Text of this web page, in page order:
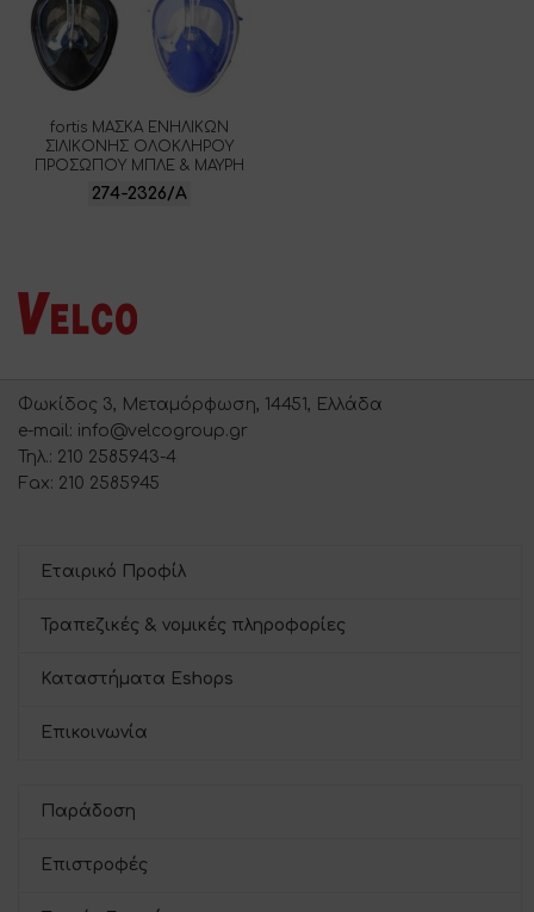
fortis ΜΑΣΚΑ ΕΝΗΛΙΚΩΝ
ΣΙΛΙΚΟΝΗΣ ΟΛΟΚΛΗΡΟΥ
ΠΡΟΣΩΠΟΥ ΜΠΛΕ & ΜΑΥΡΗ
274-2326/Α
Φωκίδος 3, Μεταμόρφωση, 14451, Ελλάδα
e-mail: info@velcogroup.gr
Τηλ.: 210 2585943-4
Fax: 210 2585945
Εταιρικό Προφίλ
Τραπεζικές & νομικές πληροφορίες
Καταστήματα Eshops
Επικοινωνία
Παράδοση
Επιστροφές